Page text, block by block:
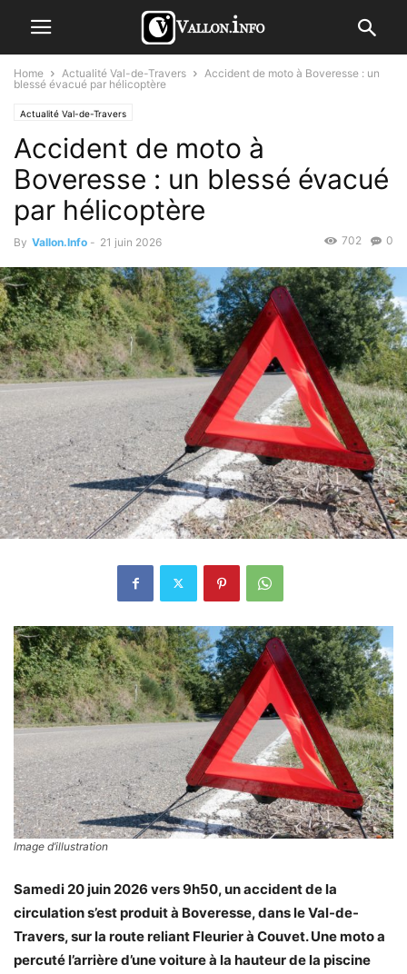
Home Actualité Val-de-Travers
Accident de moto à Boveresse : un
blessé évacué par hélicoptère
Actualité Val-de-Travers
Accident de moto à
Boveresse : un blessé évacué
par hélicoptère
By Vallon.Info - 21 juin 2026 0
702
Image d’illustration
Samedi 20 juin 2026 vers 9h50, un accident de la
circulation s’est produit à Boveresse, dans le Val-de-
Travers, sur la route reliant Fleurier à Couvet. Une moto a
percuté l’arrière d’une voiture à la hauteur de la piscine